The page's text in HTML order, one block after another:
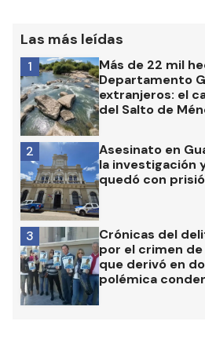
Las más leídas
Más de 22 mil
Departamento
extranjeros: el
del Salto de
1
Asesinato en
la investigación
quedó con
2
Crónicas del
por el crimen
que derivó en
polémica
3